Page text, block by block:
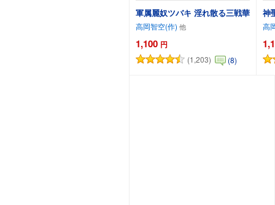
軍属麗奴ツバキ 淫れ散る三戦華
高岡智空(作)
1,100 円
(1,203) (8)
カートに追加
神
高